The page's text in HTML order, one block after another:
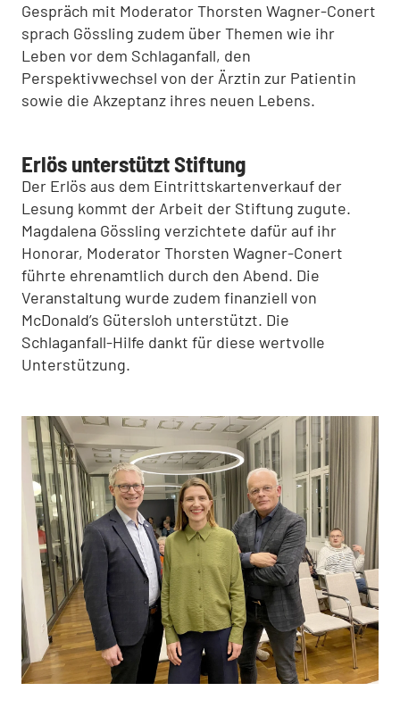
Gespräch mit Moderator Thorsten Wagner-Conert
sprach Gössling zudem über Themen wie ihr
Leben vor dem Schlaganfall, den
Perspektivwechsel von der Ärztin zur Patientin
sowie die Akzeptanz ihres neuen Lebens.
Erlös unterstützt Stiftung
Der Erlös aus dem Eintrittskartenverkauf der
Lesung kommt der Arbeit der Stiftung zugute.
Magdalena Gössling verzichtete dafür auf ihr
Honorar, Moderator Thorsten Wagner-Conert
führte ehrenamtlich durch den Abend. Die
Veranstaltung wurde zudem finanziell von
McDonald’s Gütersloh unterstützt. Die
Schlaganfall-Hilfe dankt für diese wertvolle
Unterstützung.